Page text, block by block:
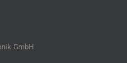
GmbH